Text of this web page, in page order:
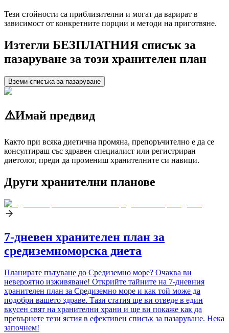
Тези стойности са приблизителни и могат да варират в
зависимост от конкретните порции и методи на приготвяне.
Изтегли БЕЗПЛАТНИЯ списък за
пазаруване за този хранителен план
Вземи списъка за пазаруване
⚠️Имай предвид
Както при всяка диетична промяна, препоръчително е да се
консултираш със здравен специалист или регистриран
диетолог, преди да промениш хранителните си навици.
Други хранителни планове
7-дневен хранителен план за
средиземноморска диета
Планирате пътуване до Средиземно море? Очаква ви
невероятно изживяване! Открийте тайните на 7-дневния
хранителен план за Средиземно море и как той може да
подобри вашето здраве. Тази статия ще ви отведе в един
вкусен свят на хранителни храни и ще ви покаже как да
превърнете тези ястия в ефективен списък за пазаруване. Нека
започнем!